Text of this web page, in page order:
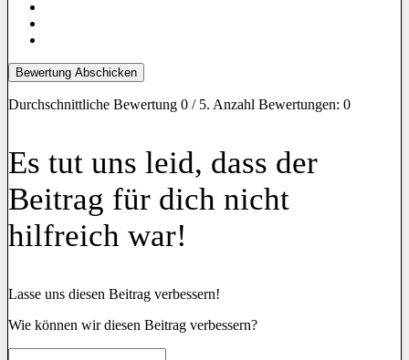
Bewertung Abschicken
Durchschnittliche Bewertung 0 / 5. Anzahl Bewertungen: 0
Es tut uns leid, dass der
Beitrag für dich nicht
hilfreich war!
Lasse uns diesen Beitrag verbessern!
Wie können wir diesen Beitrag verbessern?